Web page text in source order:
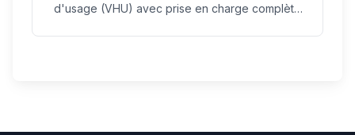
d'usage (VHU) avec prise en charge complète